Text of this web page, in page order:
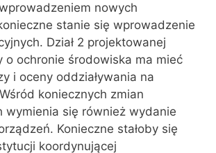
nowych
stanie się wprowadzenie
Dział 2 projektowanej
o ochronie środowiska ma mieć
i oceny oddziaływania na
koniecznych zmian
wymienia się również wydanie
Konieczne stałoby się
koordynującej